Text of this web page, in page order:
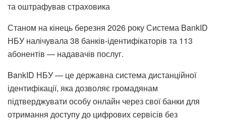
та оштрафував страховика
Станом на кінець березня 2026 року Система BankID
НБУ налічувала 38 банків-ідентифікаторів та 113
абонентів — надавачів послуг.
BankID НБУ — це державна система дистанційної
ідентифікації, яка дозволяє громадянам
підтверджувати особу онлайн через свої банки для
отримання доступу до цифрових сервісів без